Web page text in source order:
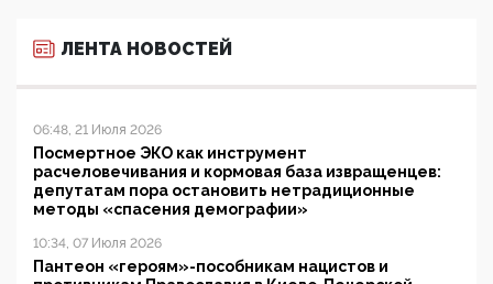
ЛЕНТА НОВОСТЕЙ
06:48, 21 Июля 2026
Посмертное ЭКО как инструмент
расчеловечивания и кормовая база извращенцев:
депутатам пора остановить нетрадиционные
методы «спасения демографии»
10:34, 07 Июля 2026
Пантеон «героям»-пособникам нацистов и